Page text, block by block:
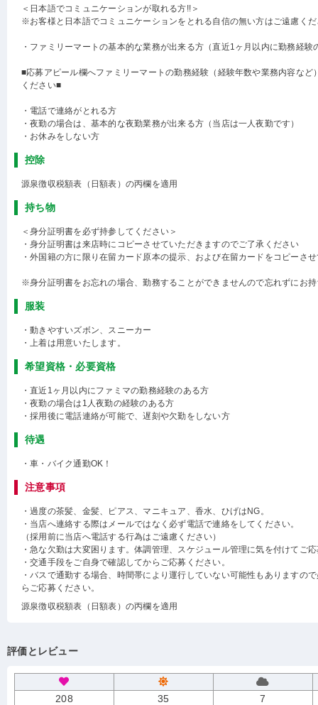
＜日本語でコミュニケーションが取れる方!!＞
※お客様と日本語でコミュニケーションをとれる自信の無い方はご遠慮く
・ファミリーマートの基本的な業務が出来る方（直近1ヶ月以内に勤務経験
■応募アピール欄へファミリーマートの勤務経験（経験年数や業務内容など
ください■
・電話で連絡がとれる方
・夜勤の場合は、基本的な夜勤業務が出来る方（当店は一人夜勤です）
・お休みをしない方
控除
源泉徴収税額表（日額表）の丙欄を適用
持ち物
＜身分証明書を必ず持参してください＞
・身分証明書は来店時にコピーさせていただきますのでご了承ください
・外国籍の方に限り在留カード原本の提示、および在留カードをコピーさ
※身分証明書をお忘れの場合、勤務することができませんので忘れずにお
服装
・動きやすいズボン、スニーカー
・上着は用意いたします。
希望資格・必要資格
・直近1ヶ月以内にファミマの勤務経験のある方
・夜勤の場合は1人夜勤の経験のある方
・採用後に電話連絡が可能で、遅刻や欠勤をしない方
待遇
・車・バイク通勤OK！
注意事項
・過度の茶髪、金髪、ピアス、マニキュア、香水、ひげはNG。
・当店へ連絡する際はメールではなく必ず電話で連絡をしてください。
（採用前に当店へ電話する行為はご遠慮ください）
・急な欠勤は大変困ります。体調管理、スケジュール管理に気を付けてご
・交通手段をご自身で確認してからご応募ください。
・バスで通勤する場合、時間帯により運行していない可能性もありますの
らご応募ください。
源泉徴収税額表（日額表）の丙欄を適用
評価とレビュー
208 35 7